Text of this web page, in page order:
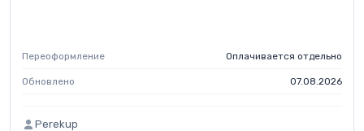
Переоформление Оплачивается отдельно
Обновлено 07.08.2026
Perekup